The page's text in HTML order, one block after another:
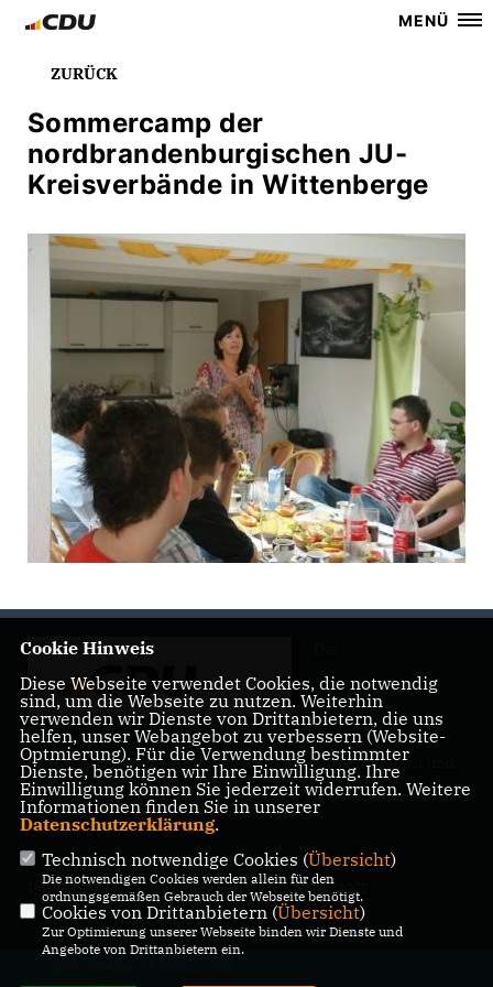
MENÜ
ZURÜCK
Sommercamp der
nordbrandenburgischen JU-
Kreisverbände in Wittenberge
Landtagsabgeordnete Barbara Richstein präsentiert sich und
ihre politischen Ziele.
IMPRESSUM DATENSCHUTZ KONTAKT
Cookie Hinweis
Diese Webseite verwendet Cookies, die notwendig
sind, um die Webseite zu nutzen. Weiterhin
verwenden wir Dienste von Drittanbietern, die uns
helfen, unser Webangebot zu verbessern (Website-
Optmierung). Für die Verwendung bestimmter
Dienste, benötigen wir Ihre Einwilligung. Ihre
Einwilligung können Sie jederzeit widerrufen. Weitere
Informationen finden Sie in unserer
Datenschutzerklärung.
Technisch notwendige Cookies (Übersicht)
Die notwendigen Cookies werden allein für den
ordnungsgemäßen Gebrauch der Webseite benötigt.
Cookies von Drittanbietern (Übersicht)
Zur Optimierung unserer Webseite binden wir Dienste und
Angebote von Drittanbietern ein.